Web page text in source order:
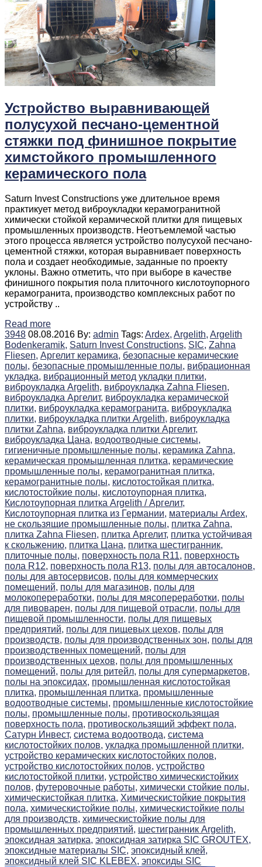
Устройство выравнивающей
полусухой песчано-цементной
стяжки под финишное покрытие
химстойкого промышленного
керамического пола
Saturn Invest Constructions уже длительное время
практикует метод виброукладки керамогранитной
химически стойкой керамической плитки для пищевых
промышленных производств. Неотъемлемой частью
этого процесса является устройство полусухой песчано-
цементной стяжки, которая выравнивает поверхность
пола и создает необходимые, заданные по проекту
уклоны. Важно отметить, что при выборе в качестве
финишного покрытия пола плиточного кислотоупорного
керамогранита, производство комплексных работ по
устройству ..
Read more
3948 08.08.2016 By: admin Tags: Ardex, Argelith, Argelith
Bodenkeramik, Saturn Invest Constructions, SIC, Zahna
Fliesen, Аргелит керамика, безопасные керамические
полы, безопасные промышленные полы, вибрационная
укладка, вибрационный метод укладки плитки,
виброукладка Argelith, виброукладка Zahna Fliesen,
виброукладка Аргелит, виброукладка керамической
плитки, виброукладка керамогранита, виброукладка
плитки, виброукладка плитки Argelith, виброукладка
плитки Zahna, виброукладка плитки Аргелит,
виброукладка Цана, водоотводные системы,
гигиеничные промышленные полы, керамика Zahna,
керамическая промышленная плитка, керамические
промышленные полы, керамогранитная плитка,
керамогранитные полы, кислотостойкая плитка,
кислотостойкие полы, кислотоупорная плитка,
Кислотоупорная плитка Argelith / Аргелит,
Кислотоупорная плитка из Германии, материалы Ardex,
не скользящие промышленные полы, плитка Zahna,
плитка Zahna Fliesen, плитка Аргелит, плитка устойчивая
к скольжению, плитка Цана, плитка шестигранник,
плиточные полы, поверхность пола R11, поверхность
пола R12, поверхность пола R13, полы для автосалонов,
полы для автосервисов, полы для коммерческих
помещений, полы для магазинов, полы для
молокопереработки, полы для мясопереработки, полы
для пивоварен, полы для пищевой отрасли, полы для
пищевой промышленности, полы для пищевых
предприятий, полы для пищевых цехов, полы для
производств, полы для производственных зон, полы для
производственных помещений, полы для
производственных цехов, полы для промышленных
помещений, полы для ритейл, полы для супермаркетов,
полы на эпоксидах, промышленная кислотостойкая
плитка, промышленная плитка, промышленные
водоотводные системы, промышленные кислотостойкие
полы, промышленные полы, противоскользящая
поверхность пола, противоскользящий эффект пола,
Сатурн Инвест, система водоотвода, система
кислотостойких полов, укладка промышленной плитки,
устройство керамических кислотостойких полов,
устройство кислотостойких полов, устройство
кислотостойкой плитки, устройство химическистойких
полов, футеровочные работы, химически стойкие полы,
химическистойкая плитка, Химическистойкие покрытия
пола, химическистойкие полы, химическистойкие полы
для производств, химическистойкие полы для
промышленных предприятий, шестигранник Argelith,
эпоксидная затирка, эпоксидная затирка SIC GROUTEX,
эпоксидные материалы SIC, эпоксидный клей,
эпоксидный клей SIC KLEBEX, эпоксиды SIC